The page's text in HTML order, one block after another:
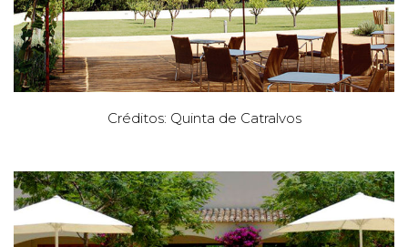
Créditos: Quinta de Catralvos